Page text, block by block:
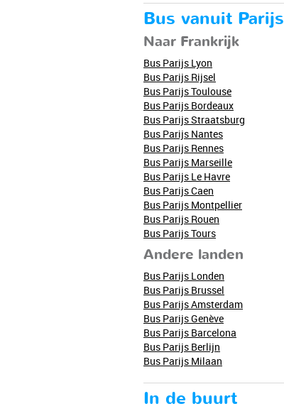
Bus vanuit Parijs
Naar Frankrijk
Bus Parijs Lyon
Bus Parijs Rijsel
Bus Parijs Toulouse
Bus Parijs Bordeaux
Bus Parijs Straatsburg
Bus Parijs Nantes
Bus Parijs Rennes
Bus Parijs Marseille
Bus Parijs Le Havre
Bus Parijs Caen
Bus Parijs Montpellier
Bus Parijs Rouen
Bus Parijs Tours
Andere landen
Bus Parijs Londen
Bus Parijs Brussel
Bus Parijs Amsterdam
Bus Parijs Genève
Bus Parijs Barcelona
Bus Parijs Berlijn
Bus Parijs Milaan
In de buurt